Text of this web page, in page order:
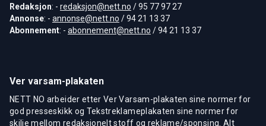
Redaksjon: - redaksjon@nett.no / 95 77 97 27
Annonse: - annonse@nett.no / 94 21 13 37
Abonnement: - abonnement@nett.no / 94 21 13 37
Ver varsam-plakaten
NETT NO arbeider etter Ver Varsam-plakaten sine normer for
god presseskikk og Tekstreklameplakaten sine normer for
skilje mellom redaksjonelt stoff og reklame/sponsing. Alt